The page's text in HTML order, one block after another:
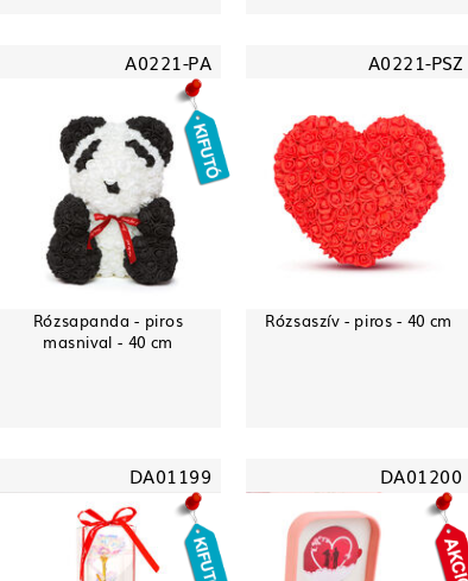
A0221-PA
Rózsapanda - piros
masnival - 40 cm
A0221-PSZ
Rózsaszív - piros - 40 cm
DA01199 DA01200